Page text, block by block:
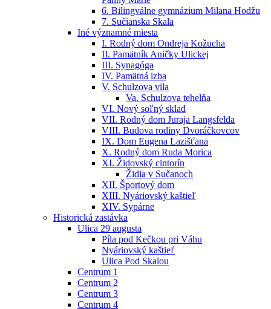
6. Bilingválne gymnázium Milana Hodžu
7. Sučianska Skala
Iné významné miesta
I. Rodný dom Ondreja Kožucha
II. Pamätník Aničky Ulickej
III. Synagóga
IV. Pamätná izba
V. Schulzova vila
Va. Schulzova tehelňa
VI. Nový soľný sklad
VII. Rodný dom Juraja Langsfelda
VIII. Budova rodiny Dvoráčkovcov
IX. Dom Eugena Lazišťana
X. Rodný dom Ruda Morica
XI. Židovský cintorín
Židia v Sučanoch
XII. Športový dom
XIII. Nyáriovský kaštieľ
XIV. Sypárne
Historická zastávka
Ulica 29 augusta
Píla pod Kečkou pri Váhu
Nyáriovský kaštieľ
Ulica Pod Skalou
Centrum 1
Centrum 2
Centrum 3
Centrum 4